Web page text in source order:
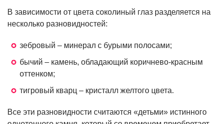
В зависимости от цвета соколиный глаз разделяется на
несколько разновидностей:
зебровый – минерал с бурыми полосами;
бычий – камень, обладающий коричнево-красным
оттенком;
тигровый кварц – кристалл желтого цвета.
Все эти разновидности считаются «детьми» истинного